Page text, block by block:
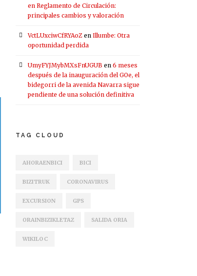
en Reglamento de Circulación:
principales cambios y valoración
VctLUxciwCfRYAoZ en Illumbe: Otra
oportunidad perdida
UmyFYJMybMXsFnUGUB en 6 meses
después de la inauguración del GOe, el
bidegorri de la avenida Navarra sigue
pendiente de una solución definitiva
TAG CLOUD
AHORAENBICI BICI
BIZITRUK CORONAVIRUS
EXCURSION GPS
ORAINBIZIKLETAZ SALIDA ORIA
WIKILOC